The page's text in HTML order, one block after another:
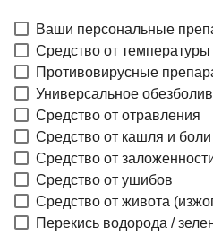
Ваши персональные
Средство от
Противовирусные
Универсальное
Средство от отравления
Средство от кашля и боли
Средство от
Средство от ушибов
Средство от живота
Перекись водорода /